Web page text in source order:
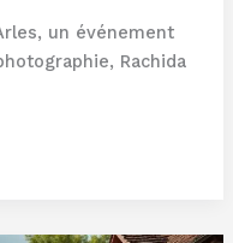
un événement
Rachida